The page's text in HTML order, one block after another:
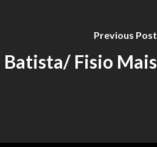
Previous Post
Fisio Mais